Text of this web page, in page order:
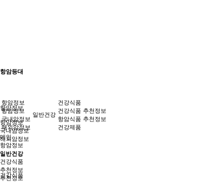
항암등대
항암정보
항암정보
국내암정보
해외암정보
일반건강
건강식품
항암정보
항암정보
국내암정보
해외암정보
일반건강
건강식품
건강식품
항암식품
건강제품
추천정보
추천정보
메인
항암정보
일반건강
건강식품
추천정보
추천정보